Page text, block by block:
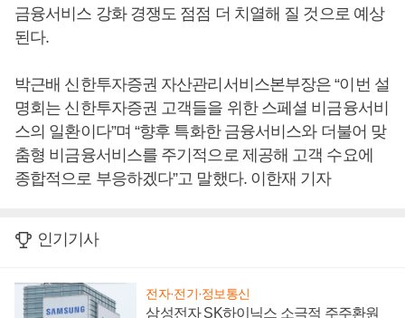
금융서비스 강화 경쟁도 점점 더 치열해 질 것으로 예상
된다.
박근배 신한투자증권 자산관리서비스본부장은 “이번 설
명회는 신한투자증권 고객들을 위한 스페셜 비금융서비
스의 일환이다”며 “향후 특화한 금융서비스와 더불어 맞
춤형 비금융서비스를 주기적으로 제공해 고객 수요에
종합적으로 부응하겠다”고 말했다. 이한재 기자
인기기사
전자·전기·정보통신
삼성전자 SK하이닉스 소극적 주주환원